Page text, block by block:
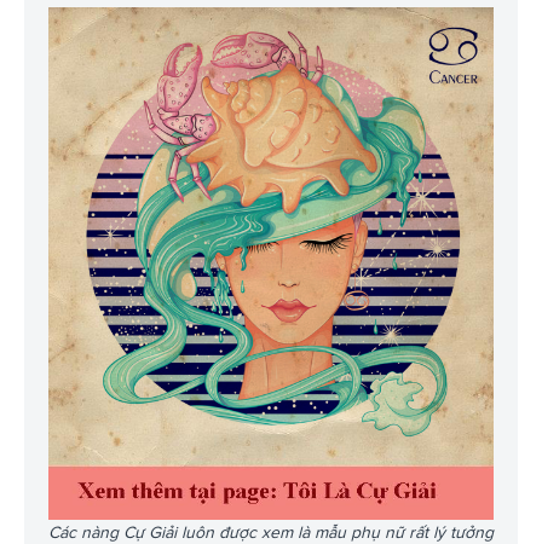
Các nàng Cự Giải luôn được xem là mẫu phụ nữ rất lý tưởng